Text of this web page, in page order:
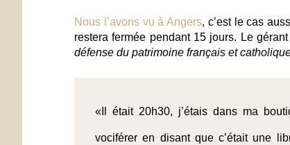
Nous l’avons vu à Angers, c’est le cas
restera fermée pendant 15 jours. Le
défense du patrimoine français et
«Il était 20h30, j’étais dans ma
vociférer en disant que c’était une